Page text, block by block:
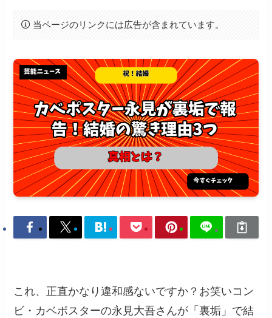
当ページのリンクには広告が含まれています。
これ、正直かなり違和感ないですか？お笑いコン
ビ・カベポスターの永見大吾さんが「裏垢」で結